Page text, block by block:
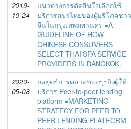
2019-
10-24
แนวทางการตัดสินใจเลือกใช้
บริการสปาไทยของผู้บริโภคชาว
จีนในกรุงเทพมหานคร =A
GUIDELINE OF HOW
CHINESE CONSUMERS
SELECT THAI SPA SERVICE
PROVIDERS IN BANGKOK.
2020-
05-08
กลยุทธ์การตลาดของธุรกิจผู้ให้
บริการ Peer-to-peer lending
platform =MARKETING
STRATEGY FOR PEER TO
PEER LENDING PLATFORM